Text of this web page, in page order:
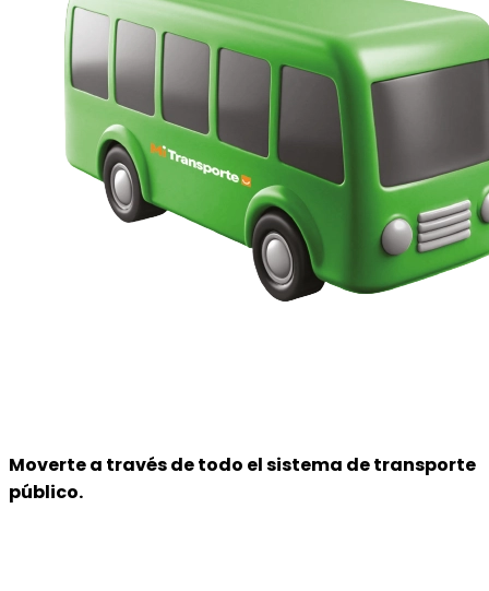
Movertea través de todo el sistema de transporte
público.